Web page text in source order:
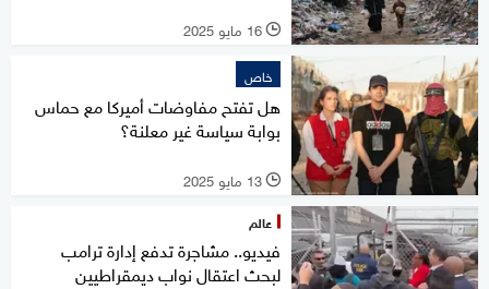
l 16 مايو 2025
خاص
هل تفتح مفاوضات أميركا مع حماس
بوابة سياسة غير معلنة؟
l 13 مايو 2025
عالم
فيديو.. مشاجرة تدفع إدارة ترامب
لبحث اعتقال نواب ديمقراطيين